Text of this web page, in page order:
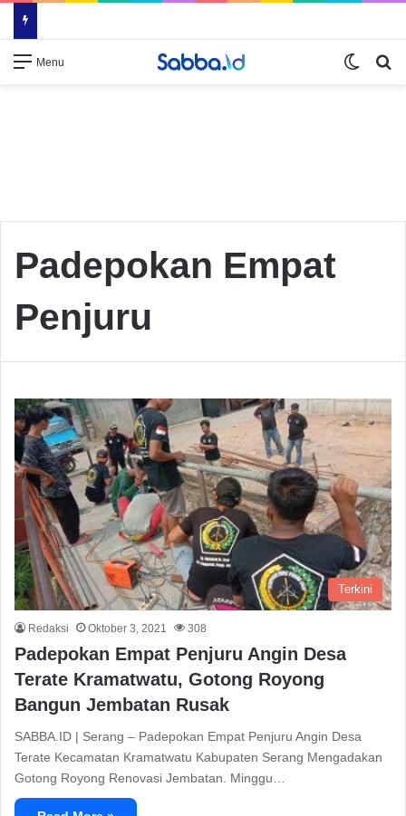
Menu
Padepokan Empat
Penjuru
Terkini
Redaksi Oktober 3, 2021 308
Padepokan Empat Penjuru Angin Desa
Terate Kramatwatu, Gotong Royong
Bangun Jembatan Rusak
SABBA.ID | Serang – Padepokan Empat Penjuru Angin Desa
Terate Kecamatan Kramatwatu Kabupaten Serang Mengadakan
Gotong Royong Renovasi Jembatan. Minggu…